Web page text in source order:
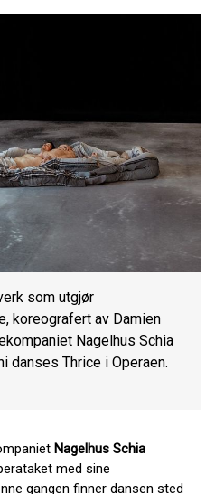
som utgjør
koreografert av Damien
Nagelhus Schia
danses Thrice i Operaen.
Nagelhus Schia
med sine
gangen finner dansen sted